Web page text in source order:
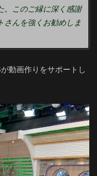
。このご縁に深く感謝
さんを強くお勧めしま
動画作りをサポートし